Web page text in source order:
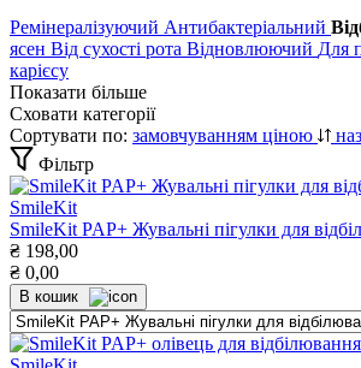
Ремінералізуючий Антибактеріальний
ясен Від сухості рота Відновлюючий Для
карієсу
Показати більше
Сховати категорії
Сортувати по: замовчуванням ціною
Фільтр
SmileKit
SmileKit PAP+ Жувальні пігулки для
₴ 198,00
₴ 0,00
В кошик